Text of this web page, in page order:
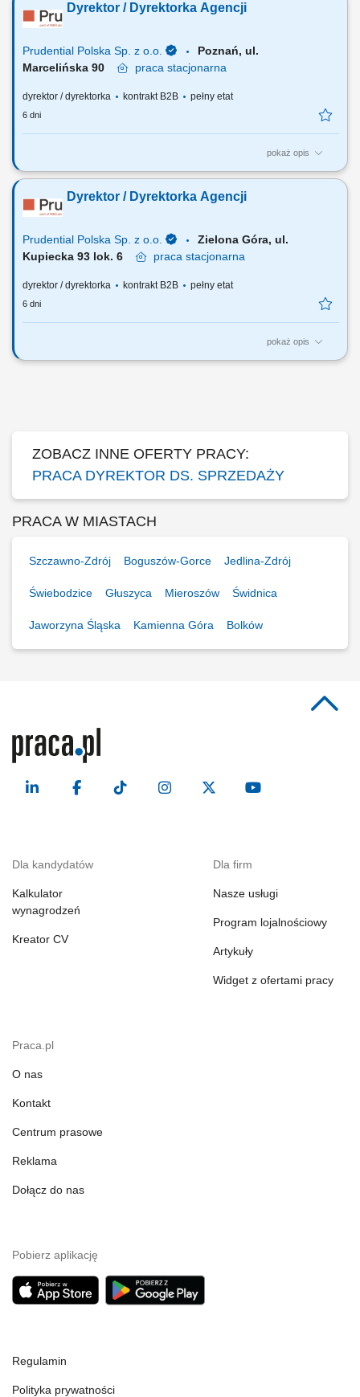
Odpowiedzialność za realizację celów sprzedażowych, efektywność
oraz monitorowanie wyników; Analiza danych sprzedażowych, trendów
Dyrektor / Dyrektorka Agencji
Prudential Polska Sp. z o.o.
Poznań, ul.
Marcelińska 90
praca stacjonarna
dyrektor / dyrektorka kontrakt B2B pełny etat
6 dni
pokaż opis
Za co będziesz odpowiadać: własny biznes przychodowy i zarządzanie
Planowania Finansowego oraz Menedżerów, budowanie portfela
Klientów poprzez aktywną sprzedaż własną, zapewnienie wsparcia
Dyrektor / Dyrektorka Agencji
Prudential Polska Sp. z o.o.
Zielona Góra, ul.
Kupiecka 93 lok. 6
praca stacjonarna
dyrektor / dyrektorka kontrakt B2B pełny etat
6 dni
pokaż opis
Za co będziesz odpowiadać: własny biznes przychodowy i zarządzanie
ZOBACZ INNE OFERTY PRACY:
PRACA DYREKTOR DS. SPRZEDAŻY
PRACA W MIASTACH
Szczawno-Zdrój Boguszów-Gorce Jedlina-Zdrój
Świebodzice Głuszyca Mieroszów Świdnica
Jaworzyna Śląska Kamienna Góra Bolków
Dla kandydatów
Kalkulator
wynagrodzeń
Kreator CV
Dla firm
Nasze usługi
Program lojalnościowy
Artykuły
Widget z ofertami pracy
Praca.pl
O nas
Kontakt
Centrum prasowe
Reklama
Dołącz do nas
Pobierz aplikację
Regulamin
Polityka prywatności